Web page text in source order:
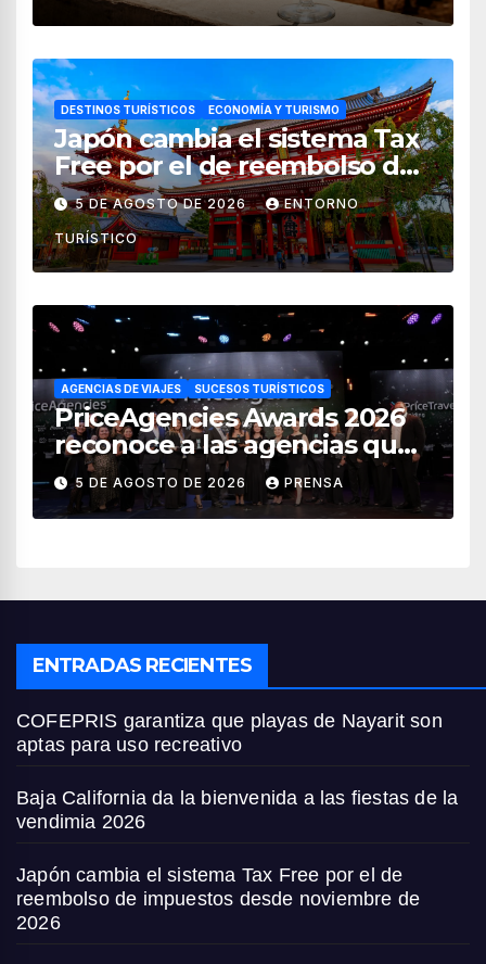
DESTINOS TURÍSTICOS ECONOMÍA Y TURISMO
Japón cambia el sistema Tax
Free por el de reembolso de
impuestos desde noviembre
de 2026
5 DE AGOSTO DE 2026 ENTORNO
TURÍSTICO
AGENCIAS DE VIAJES SUCESOS TURÍSTICOS
PriceAgencies Awards 2026
reconoce a las agencias que
impulsan el crecimiento del
turismo en México
5 DE AGOSTO DE 2026 PRENSA
ENTRADAS RECIENTES
COFEPRIS garantiza que playas de Nayarit son
aptas para uso recreativo
Baja California da la bienvenida a las fiestas de la
vendimia 2026
Japón cambia el sistema Tax Free por el de
reembolso de impuestos desde noviembre de
2026